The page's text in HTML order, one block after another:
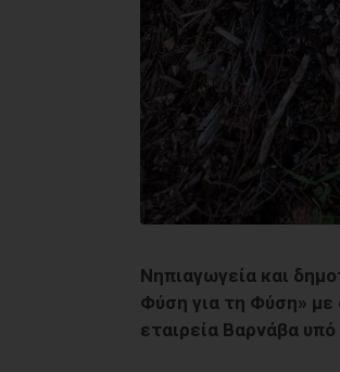
Νηπιαγωγεία και
Φύση για τη Φύση» με
εταιρεία Βαρνάβα υπό